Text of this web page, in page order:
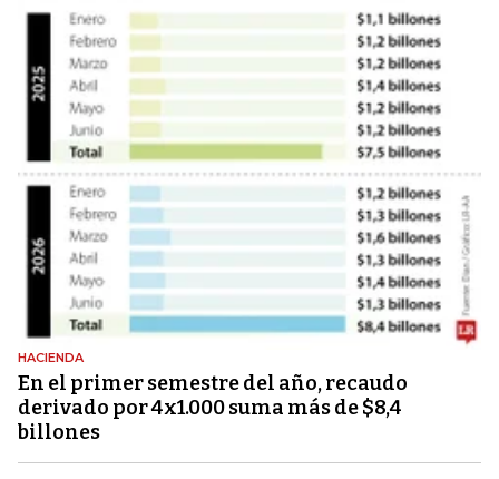
HACIENDA
En el primer semestre del año, recaudo
derivado por 4x1.000 suma más de $8,4
billones